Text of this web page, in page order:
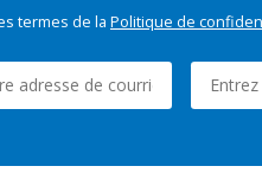
termes de la Politique de